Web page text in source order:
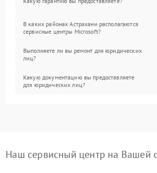
В каких районах Астрахани располагаются
сервисные центры Microsoft?
Выполняете ли вы ремонт для юридических
лиц?
Какую документацию вы предоставляете
для юридических лиц?
Наш сервисный центр на Вашей